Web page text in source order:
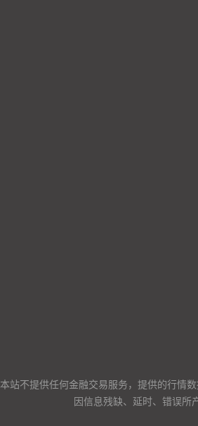
本站不提供任何金融交易服务，提供的行情
因信息残缺、延时、错误所